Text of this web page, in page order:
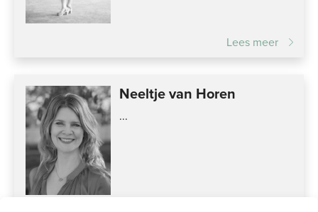
Lees meer
Neeltje van Horen
...